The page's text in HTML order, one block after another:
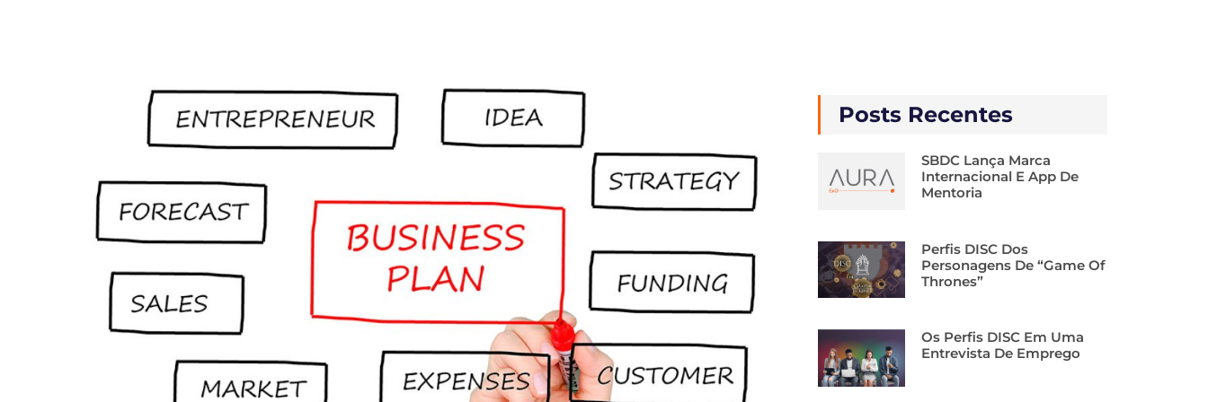
Posts Recentes
SBDC Lança Marca
Internacional E App De
Mentoria
Perfis DISC Dos
Personagens De “Game Of
Thrones”
Os Perfis DISC Em Uma
Entrevista De Emprego